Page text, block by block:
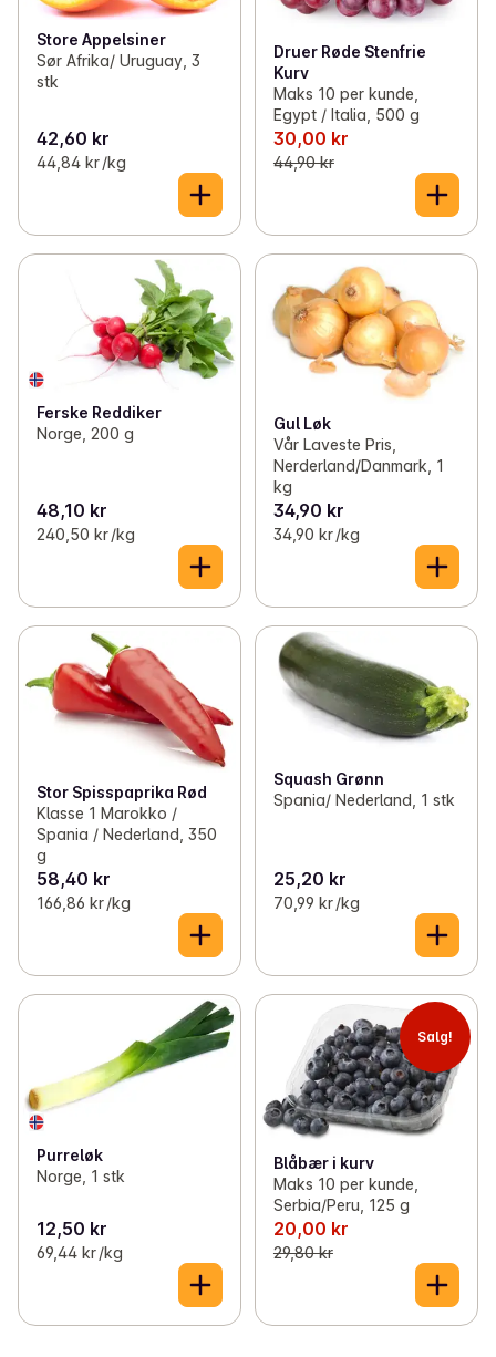
Store Appelsiner
Sør Afrika/ Uruguay, 3
stk
42,60 kr
44,84 kr /kg
Druer Røde Stenfrie
Kurv
Maks 10 per kunde,
Egypt / Italia, 500 g
30,00 kr
44,90 kr
Ferske Reddiker
Norge, 200 g
48,10 kr
240,50 kr /kg
Gul Løk
Vår Laveste Pris,
Nerderland/Danmark, 1
kg
34,90 kr
34,90 kr /kg
Stor Spisspaprika Rød
Klasse 1 Marokko /
Spania / Nederland, 350
g
58,40 kr
166,86 kr /kg
Squash Grønn
Spania/ Nederland, 1 stk
25,20 kr
70,99 kr /kg
Purreløk
Norge, 1 stk
12,50 kr
69,44 kr /kg
Salg!
Blåbær i kurv
Maks 10 per kunde,
Serbia/Peru, 125 g
20,00 kr
29,80 kr